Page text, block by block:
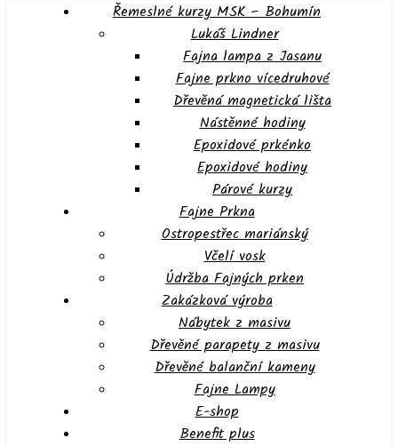
Řemeslné kurzy MSK – Bohumín
Lukáš Lindner
Fajna lampa z Jasanu
Fajne prkno vícedruhové
Dřevěná magnetická lišta
Nástěnné hodiny
Epoxidové prkénko
Epoxidové hodiny
Párové kurzy
Fajne Prkna
Ostropestřec mariánský
Včelí vosk
Údržba Fajných prken
Zakázková výroba
Nábytek z masivu
Dřevěné parapety z masivu
Dřevěné balanční kameny
Fajne Lampy
E-shop
Benefit plus